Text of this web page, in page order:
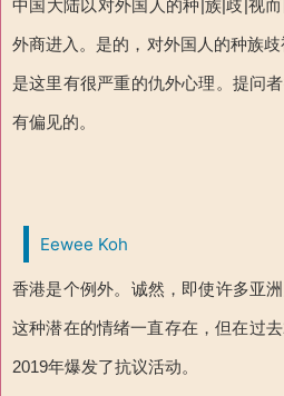
中国大陆以对外国人的种|族|歧|视
外商进入。是的，对外国人的种族
是这里有很严重的仇外心理。提问
有偏见的。
Eewee Koh
香港是个例外。诚然，即使许多亚
这种潜在的情绪一直存在，但在过
2019年爆发了抗议活动。